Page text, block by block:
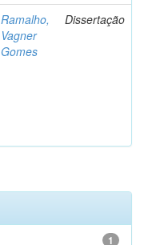
Ramalho,
Vagner
Gomes
Dissertação
1